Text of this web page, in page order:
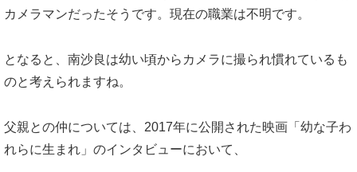
カメラマンだったそうです。現在の職業は不明です。
となると、南沙良は幼い頃からカメラに撮られ慣れているも
のと考えられますね。
父親との仲については、2017年に公開された映画「幼な子わ
れらに生まれ」のインタビューにおいて、